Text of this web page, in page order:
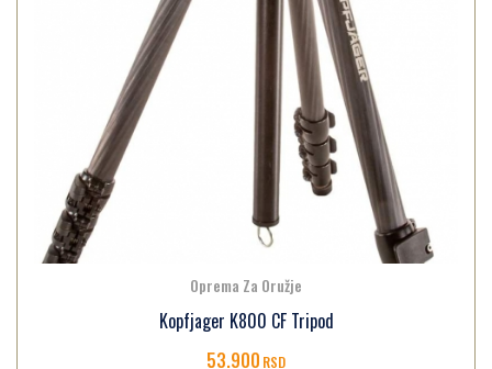
Oprema Za Oružje
Kopfjager K800 CF Tripod
53.900RSD